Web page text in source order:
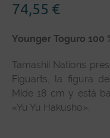
74,55 €
Younger Toguro 100
Tamashii Nations
Figuarts, la figura
Mide 18 cm y está
«Yu Yu Hakusho».